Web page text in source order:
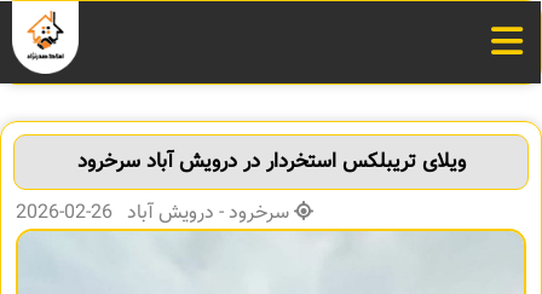
ویلای تریبلکس استخردار در درویش آباد سرخرود
سرخرود - درویش آباد 26-02-2026